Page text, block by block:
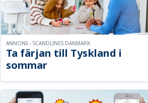
Ta färjan till Tyskland i
sommar
ANNONS - SCANDLINES DANMARK